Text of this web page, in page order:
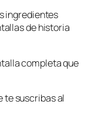
ingredientes
de historia
completa que
te suscribas al